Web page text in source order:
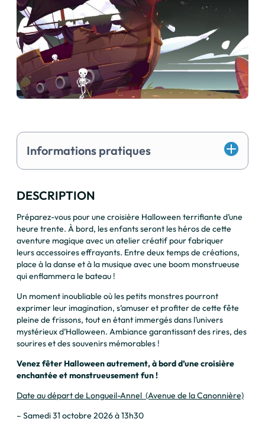
Informations pratiques
DESCRIPTION
Préparez-vous pour une croisière Halloween terrifiante d’une
heure trente. À bord, les enfants seront les héros de cette
aventure magique avec un atelier créatif pour fabriquer
leurs accessoires effrayants. Entre deux temps de créations,
place à la danse et à la musique avec une boom monstrueuse
qui enflammera le bateau !
Un moment inoubliable où les petits monstres pourront
exprimer leur imagination, s’amuser et profiter de cette fête
pleine de frissons, tout en étant immergés dans l’univers
mystérieux d’Halloween. Ambiance garantissant des rires, des
sourires et des souvenirs mémorables !
Venez fêter Halloween autrement, à bord d’une croisière
enchantée et monstrueusement fun !
Date au départ de Longueil-Annel (Avenue de la Canonnière)
– Samedi 31 octobre 2026 à 13h30